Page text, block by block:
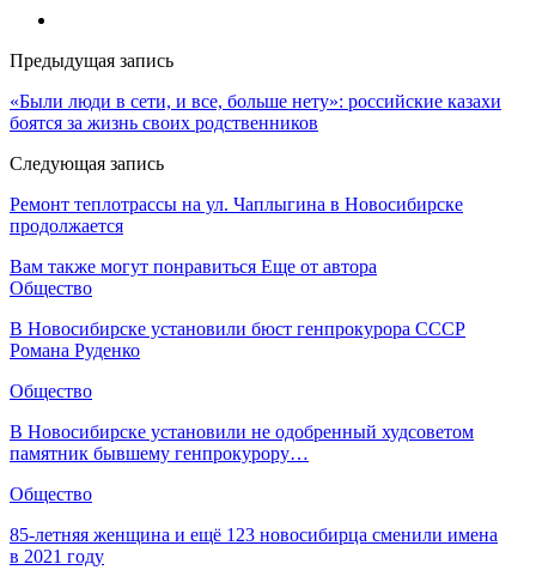
Предыдущая запись
«Были люди в сети, и все, больше нету»: российские казахи
боятся за жизнь своих родственников
Следующая запись
Ремонт теплотрассы на ул. Чаплыгина в Новосибирске
продолжается
Вам также могут понравиться Еще от автора
Общество
В Новосибирске установили бюст генпрокурора СССР
Романа Руденко
Общество
В Новосибирске установили не одобренный худсоветом
памятник бывшему генпрокурору…
Общество
85-летняя женщина и ещё 123 новосибирца сменили имена
в 2021 году